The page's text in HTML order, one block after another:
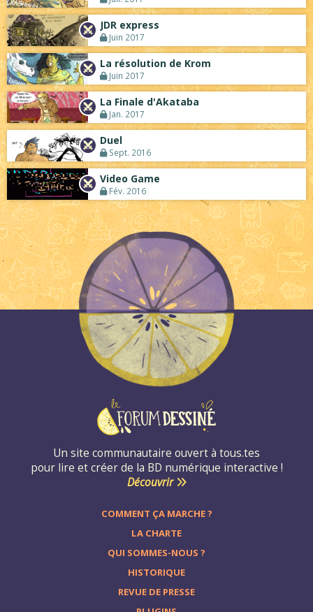
JDR express
Juin 2017
La résolution de Krom
Juin 2017
La Finale d'Akataba
Jan. 2017
Duel
Sept. 2016
Video Game
Fév. 2016
Un site communautaire ouvert à tous.tes
pour lire et créer de la BD numérique interactive !
Découvrir
COMMENT ÇA MARCHE ?
LA CHARTE
QUI SOMMES-NOUS ?
HISTORIQUE
REVUE DE PRESSE